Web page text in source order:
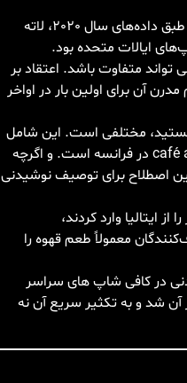
در کافی‌شاپ‌های سراسر جهان، لاته محبوب‌ترین نوشیدنی قهوه بر پایه شیر است. طبق داده‌های سال 2020، لاته
ایالات متحده بود.
متفاوت باشد. اعتقاد بر
آن برای اولین بار در اواخر
هستید، مختلفی است. این شامل
caffè latte در ایتالیا، Milchkaffee در آلمان، café con leche در اسپانیا، و café au lait در فرانسه است. و اگرچه
تا اواخر دهه 1860 اولین استفاده از این اصطلاح برای توصیف نوشیدنی
ایتالیا وارد کردند،
معمولاً طعم قهوه را
در سیاتل رایج شد و سپس در دهه 1990 این نوشیدنی در کافی شاپ های سراسر
شد و به تکثیر سریع آن نه